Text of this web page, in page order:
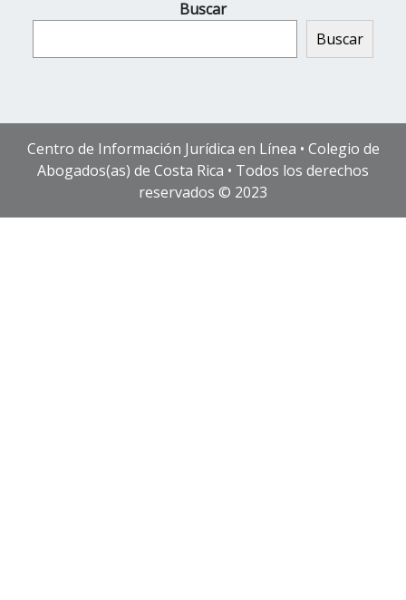
Buscar
Buscar
Centro de Información Jurídica en Línea • Colegio de
Abogados(as) de Costa Rica • Todos los derechos
reservados © 2023